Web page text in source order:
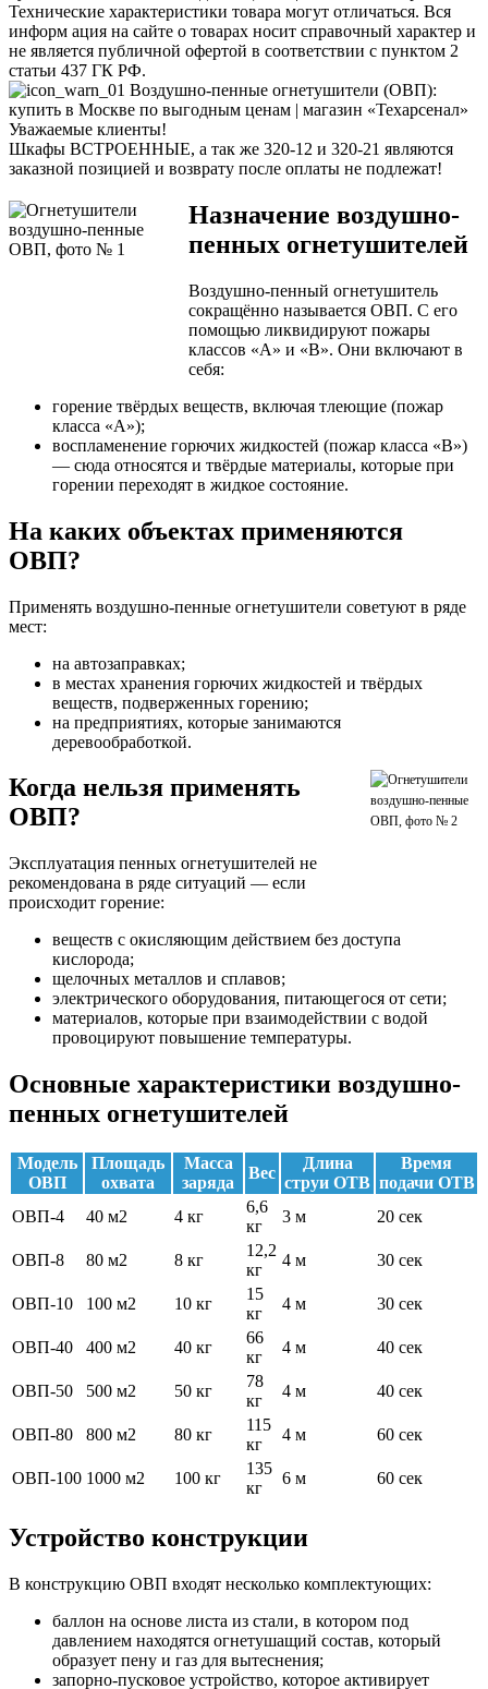
Технические характеристики товара могут отличаться. Вся
информ ация на сайте о товарах носит справочный характер и
не является публичной офертой в соответствии с пунктом 2
статьи 437 ГК РФ.
Уважаемые клиенты!
Шкафы ВСТРОЕННЫЕ, а так же 320-12 и 320-21 являются
заказной позицией и возврату после оплаты не подлежат!
Назначение воздушно-
пенных огнетушителей
Воздушно-пенный огнетушитель
сокращённо называется ОВП. С его
помощью ликвидируют пожары
классов «A» и «B». Они включают в
себя:
горение твёрдых веществ, включая тлеющие (пожар
класса «A»);
воспламенение горючих жидкостей (пожар класса «B»)
— сюда относятся и твёрдые материалы, которые при
горении переходят в жидкое состояние.
На каких объектах применяются
ОВП?
Применять воздушно-пенные огнетушители советуют в ряде
мест:
на автозаправках;
в местах хранения горючих жидкостей и твёрдых
веществ, подверженных горению;
на предприятиях, которые занимаются
деревообработкой.
Когда нельзя применять
ОВП?
Эксплуатация пенных огнетушителей не
рекомендована в ряде ситуаций — если
происходит горение:
веществ с окисляющим действием без доступа
кислорода;
щелочных металлов и сплавов;
электрического оборудования, питающегося от сети;
материалов, которые при взаимодействии с водой
провоцируют повышение температуры.
Основные характеристики воздушно-
пенных огнетушителей
Модель
ОВП
Площадь
охвата
Масса
заряда
Вес
Длина
струи ОТВ
Время
подачи ОТВ
ОВП-4
40 м2 4 кг
6,6
кг
3 м 20 сек
ОВП-8 80 м2 8 кг
12,2
кг
4 м 30 сек
ОВП-10 100 м2 10 кг
15
кг
4 м 30 сек
ОВП-40 400 м2 40 кг
66
кг
4 м 40 сек
ОВП-50 500 м2 50 кг
78
кг
4 м 40 сек
ОВП-80 800 м2 80 кг
115
кг
4 м 60 сек
ОВП-100 1000 м2 100 кг
135
кг
6 м 60 сек
Устройство конструкции
В конструкцию ОВП входят несколько комплектующих:
баллон на основе листа из стали, в котором под
давлением находятся огнетушащий состав, который
образует пену и газ для вытеснения;
запорно-пусковое устройство, которое активирует